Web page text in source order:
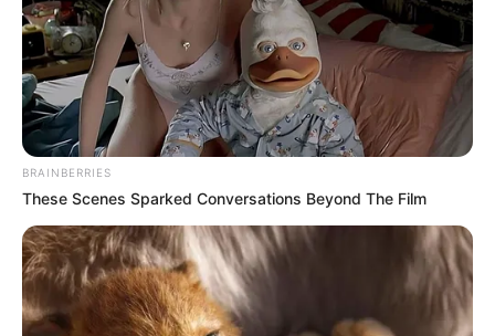
BRAINBERRIES
These Scenes Sparked Conversations Beyond The Film